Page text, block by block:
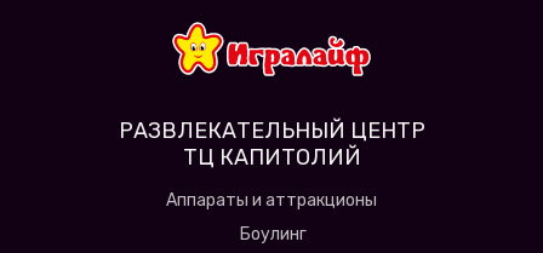
РАЗВЛЕКАТЕЛЬНЫЙ ЦЕНТР
ТЦ КАПИТОЛИЙ
Аппараты и аттракционы
Боулинг